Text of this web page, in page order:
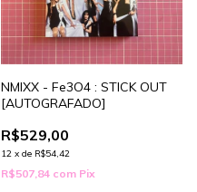
NMIXX - Fe3O4 : STICK OUT
[AUTOGRAFADO]
R$529,00
12 x de R$54,42
R$507,84 com Pix